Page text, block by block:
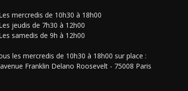
mercredis de 10h30 à 18h00
jeudis de 7h30 à 12h00
samedis de 9h à 12h00
les mercredis de 10h30 à 18h00 sur place :
Franklin Delano Roosevelt - 75008 Paris